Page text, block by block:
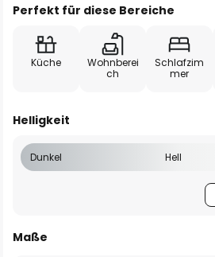
Perfekt für diese Bereiche
Küche
Wohnberei
ch
Schlafzim
mer
Helligkeit
Dunkel Hell
Maße